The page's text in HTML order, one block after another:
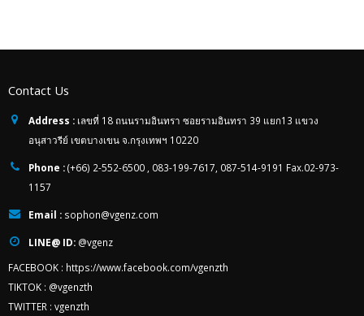
Contact Us
Address : เลขที่ 18 ถนนรามอินทรา ซอยรามอินทรา 39 แยก13 แขวง
อนุสาวรีย์ เขตบางเขน จ.กรุงเทพฯ 10220
Phone :(+66) 2-552-6500 , 083-199-7617, 087-514-9191 Fax.02-973-
1157
Email : sophon@vgenz.com
LINE@ ID: @vgenz
FACEBOOK : https://www.facebook.com/vgenzth
TIKTOK : @vgenzth
TWITTER : vgenzth